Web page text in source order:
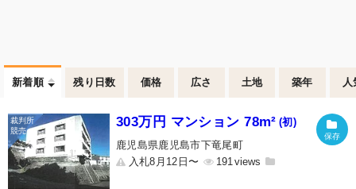
新着順 残り日数 価格 広さ 土地 築年 人
303万円 マンション 78m² (初)
鹿児島県鹿児島市下竜尾町
入札8月12日〜
191